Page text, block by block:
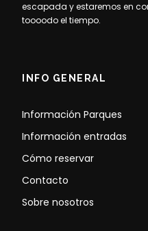
escapada y estaremos en
toooodo el tiempo.
INFO GENERAL
Información Parques
Información entradas
Cómo reservar
Contacto
Sobre nosotros